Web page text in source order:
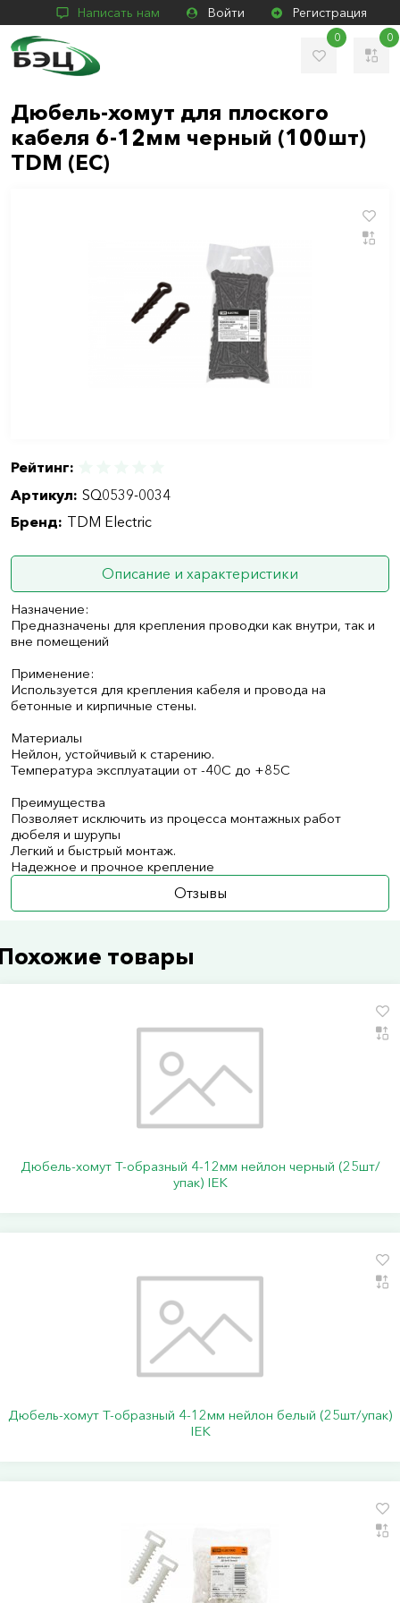
Написать нам Войти Регистрация
0 0
Дюбель-хомут для плоского
кабеля 6-12мм черный (100шт)
TDM (ЕС)
Рейтинг:
Артикул: SQ0539-0034
Бренд: TDM Electric
Описание и характеристики
Назначение:
Предназначены для крепления проводки как внутри, так и
вне помещений
Применение:
Используется для крепления кабеля и провода на
бетонные и кирпичные стены.
Материалы
Нейлон, устойчивый к старению.
Температура эксплуатации от -40С до +85С
Преимущества
Позволяет исключить из процесса монтажных работ
дюбеля и шурупы
Легкий и быстрый монтаж.
Надежное и прочное крепление
Отзывы
товары
Дюбель-хомут Т-образный 4-12мм нейлон черный (25шт/
упак) IEK
Дюбель-хомут Т-образный 4-12мм нейлон белый (25шт/упак)
IEK